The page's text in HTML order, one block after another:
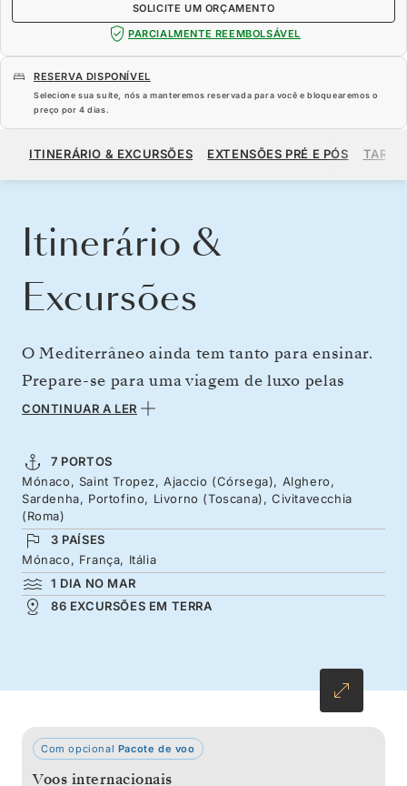
SOLICITE UM ORÇAMENTO
PARCIALMENTE REEMBOLSÁVEL
RESERVA DISPONÍVEL
Selecione sua suíte, nós a manteremos reservada para você e bloquearemos o
preço por 4 dias.
A PARTIR DE US$ 5.340
ITINERÁRIO & EXCURSÕES EXTENSÕES PRÉ E PÓS
Itinerário &
Excursões
O Mediterrâneo ainda tem tanto para ensinar.
Prepare-se para uma viagem de luxo pelas
ilhas mais bonitas da região e o espírito de
Carlo e Saint Tropez no seu glamor de verão,
seguindo-se Córsega, terra-natal de Napoleão.
Segue-se a Sardenha com uma costa
influenciada pela Catalunha e as suas águas
cristalinas. Continuamos para o porto em tons
pastel de Portofino antes de explorarmos as
CONTINUAR A LER
7 PORTOS
Mónaco, Saint Tropez, Ajaccio (Córsega), Alghero,
Sardenha, Portofino, Livorno (Toscana), Civitavecchia
(Roma)
3 PAÍSES
Mónaco, França, Itália
1 DIA NO MAR
86 EXCURSÕES EM TERRA
Com opcional Pacote de voo
Voos internacionais